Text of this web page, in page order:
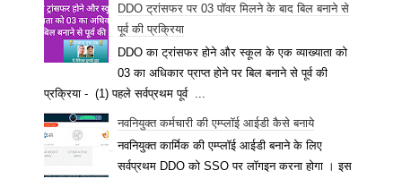
DDO ट्रांसफर पर 03 पॉवर मिलने के बाद बिल बनाने से
पूर्व की प्रक्रिया
DDO का ट्रांसफर होने और स्कूल के एक व्याख्याता को
03 का अधिकार प्राप्त होने पर बिल बनाने से पूर्व की
प्रक्रिया - (1) पहले सर्वप्रथम पूर्व ...
नवनियुक्त कर्मचारी की एम्प्लॉई आईडी कैसे बनाये
नवनियुक्त कार्मिक की एम्प्लॉई आईडी बनाने के लिए
सर्वप्रथम DDO को SSO पर लॉगइन करना होगा । इस